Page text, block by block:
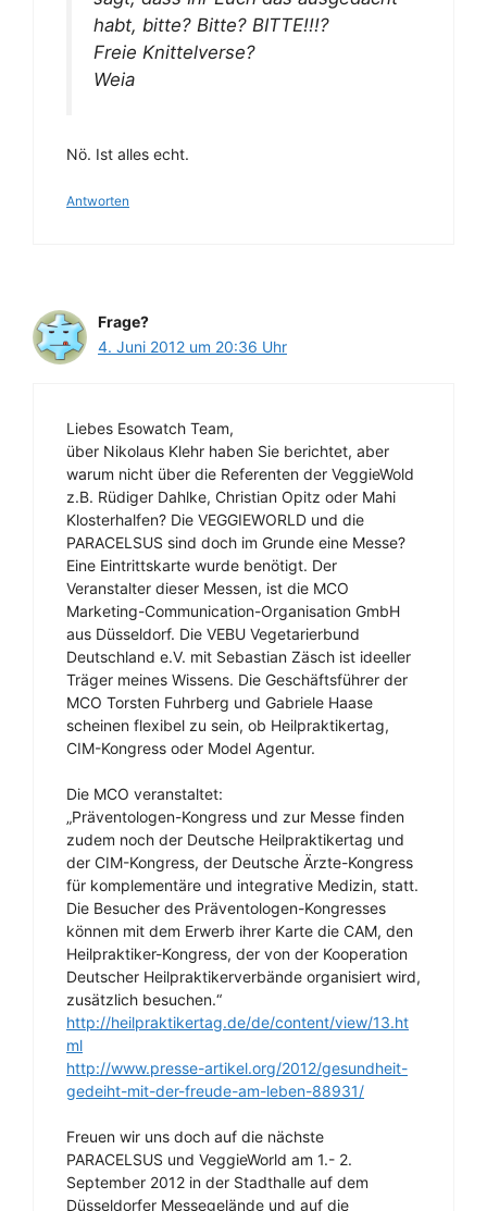
habt, bitte? Bitte? BITTE!!!?
Freie Knittelverse?
Weia
Nö. Ist alles echt.
Antworten
Frage?
4. Juni 2012 um 20:36 Uhr
Liebes Esowatch Team,
über Nikolaus Klehr haben Sie berichtet, aber
warum nicht über die Referenten der VeggieWold
z.B. Rüdiger Dahlke, Christian Opitz oder Mahi
Klosterhalfen? Die VEGGIEWORLD und die
PARACELSUS sind doch im Grunde eine Messe?
Eine Eintrittskarte wurde benötigt. Der
Veranstalter dieser Messen, ist die MCO
Marketing-Communication-Organisation GmbH
aus Düsseldorf. Die VEBU Vegetarierbund
Deutschland e.V. mit Sebastian Zäsch ist ideeller
Träger meines Wissens. Die Geschäftsführer der
MCO Torsten Fuhrberg und Gabriele Haase
scheinen flexibel zu sein, ob Heilpraktikertag,
CIM-Kongress oder Model Agentur.
Die MCO veranstaltet:
„Präventologen-Kongress und zur Messe finden
zudem noch der Deutsche Heilpraktikertag und
der CIM-Kongress, der Deutsche Ärzte-Kongress
für komplementäre und integrative Medizin, statt.
Die Besucher des Präventologen-Kongresses
können mit dem Erwerb ihrer Karte die CAM, den
Heilpraktiker-Kongress, der von der Kooperation
Deutscher Heilpraktikerverbände organisiert wird,
zusätzlich besuchen.“
http://heilpraktikertag.de/de/content/view/13.ht
ml
http://www.presse-artikel.org/2012/gesundheit-
gedeiht-mit-der-freude-am-leben-88931/
Freuen wir uns doch auf die nächste
PARACELSUS und VeggieWorld am 1.- 2.
September 2012 in der Stadthalle auf dem
Düsseldorfer Messegelände und auf die